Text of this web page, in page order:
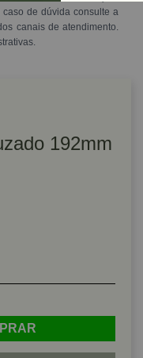
de dúvida consulte a
canais de atendimento.
192mm